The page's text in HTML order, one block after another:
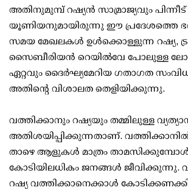
അതിനുമുമ്പ് റഷ്യൻ സാമ്രാജ്യവും
യൂണിയനുമായിരുന്നു ഈ പ്രദേശത്തെ
സമയ മേഖലകൾ ഉൾക്കൊള്ളുന്ന റഷ്യ,
സൈബീരിയൻ റെയിൽവേ പോലുള്ള
ഏറ്റവും ദൈർഘ്യമേറിയ ഗതാഗത
അതിന്റെ വിശാലത തെളിയിക്കുന്നു.
വത്തിക്കാനും റഷ്യയും തമ്മിലുള്ള
അതിശയിപ്പിക്കുന്നതാണ്.
താഴെ ആളുകൾ മാത്രം താമസിക്കുമ്പോൾ
കോടിയിലധികം ജനങ്ങൾ ജീവിക്കുന്നു.
റഷ്യ വത്തിക്കാനെക്കാൾ